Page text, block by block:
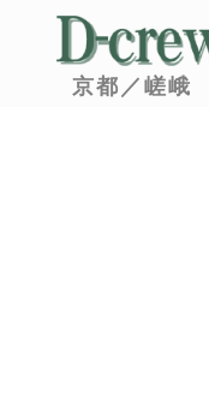
京都／嵯峨